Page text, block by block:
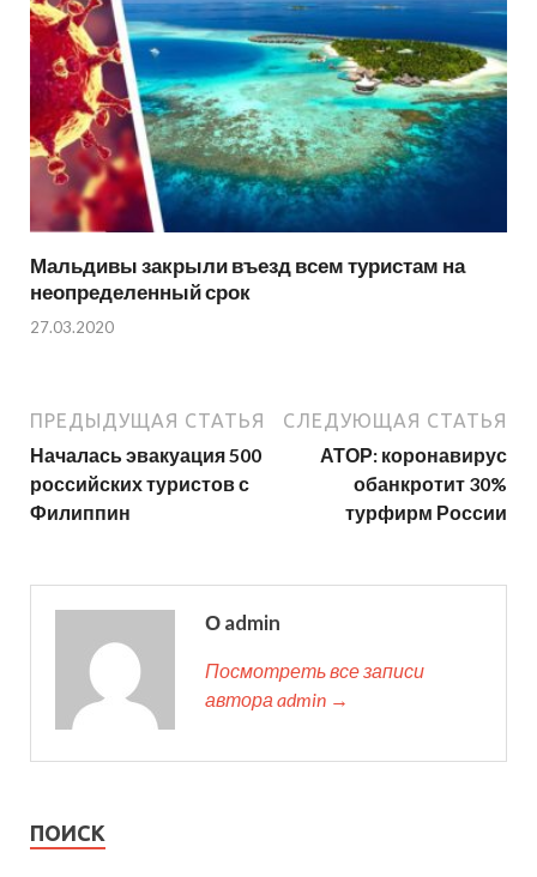
Мальдивы закрыли въезд всем туристам на
неопределенный срок
27.03.2020
ПРЕДЫДУЩАЯ СТАТЬЯ
Началась эвакуация 500
российских туристов с
Филиппин
СЛЕДУЮЩАЯ СТАТЬЯ
АТОР: коронавирус
обанкротит 30%
турфирм России
О admin
Посмотреть все записи
автора admin →
ПОИСК